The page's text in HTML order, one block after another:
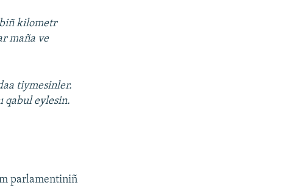
biñ kilometr
maña ve
tiymesinler.
qabul eylesin.
parlamentiniñ